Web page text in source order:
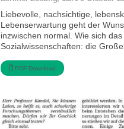
Liebevolle, nachsichtige,
Lebenserwartung geht der
inzwischen normal. Wie sich
Sozialwissenschaften: die
PDF Download